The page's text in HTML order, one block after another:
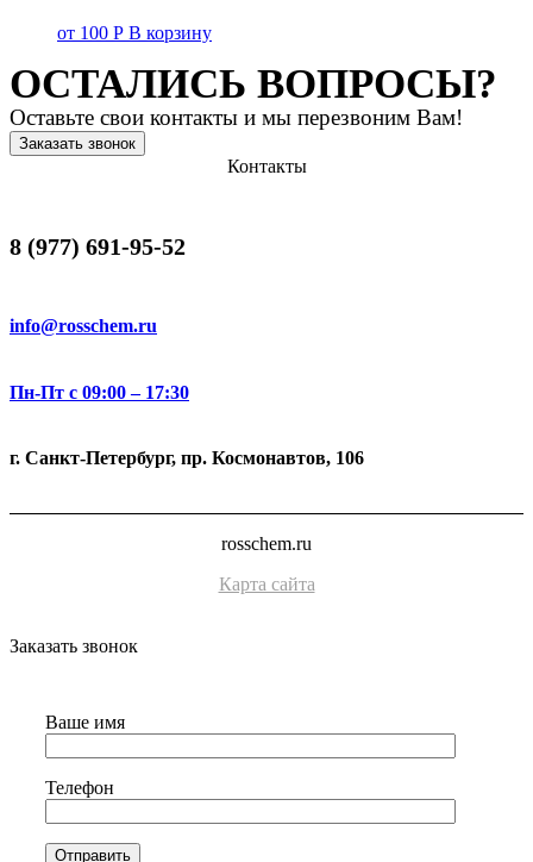
от 100 Р В корзину
ОСТАЛИСЬ ВОПРОСЫ?
Оставьте свои контакты и мы перезвоним Вам!
Заказать звонок
Контакты
8 (977) 691-95-52
info@rosschem.ru
Пн-Пт с 09:00 – 17:30
г. Санкт-Петербург, пр. Космонавтов, 106
rosschem.ru
Карта сайта
Заказать звонок
Ваше имя
Телефон